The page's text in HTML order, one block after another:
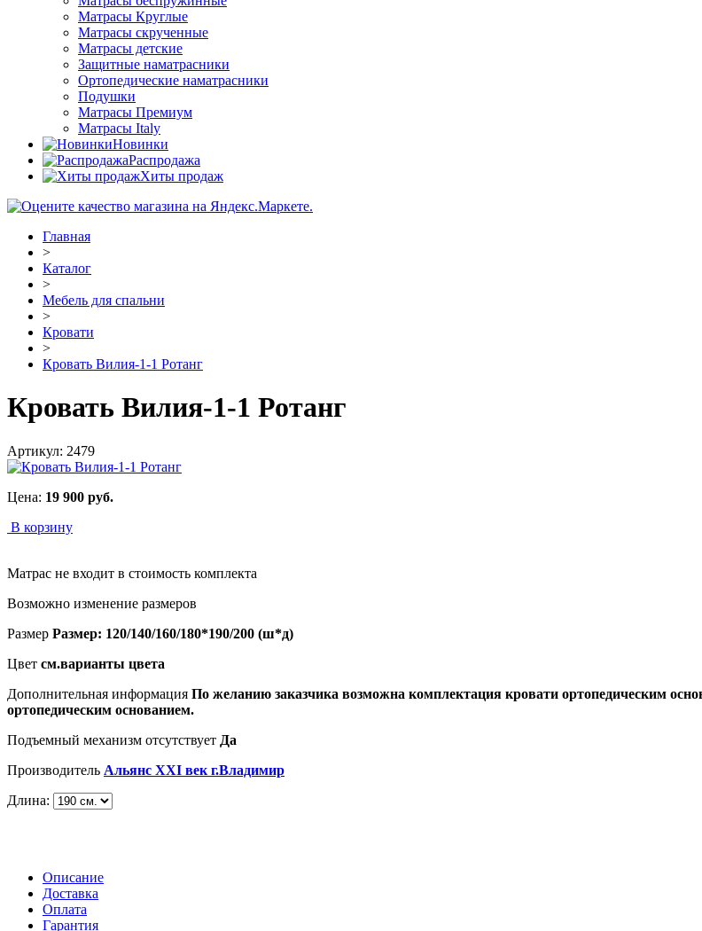
Матрасы Круглые
Матрасы скрученные
Матрасы детские
Защитные наматрасники
Ортопедические наматрасники
Подушки
Матрасы Премиум
Матрасы Italy
Новинки
Распродажа
Хиты продаж
Главная
>
Каталог
>
Мебель для спальни
>
Кровати
>
Кровать Вилия-1-1 Ротанг
Кровать Вилия-1-1 Ротанг
Артикул: 2479
Цена: 19 900 руб.
В корзину
Матрас не входит в стоимость комплекта
Возможно изменение размеров
Размер Размер: 120/140/160/180*190/200 (ш*д)
Цвет см.варианты цвета
Дополнительная информация По желанию заказчика возможна комплектация кровати ортопедическим
ортопедическим основанием.
Подъемный механизм отсутствует Да
Производитель Альянс XXI век г.Владимир
Длина:
Описание
Доставка
Оплата
Гарантия